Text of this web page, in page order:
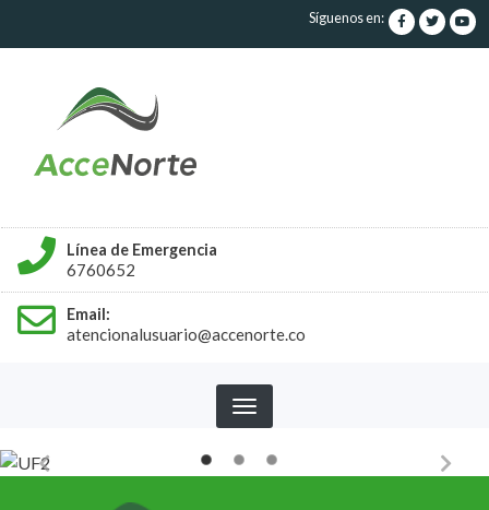
Síguenos en:
Línea de Emergencia
6760652
Email:
atencionalusuario@accenorte.co